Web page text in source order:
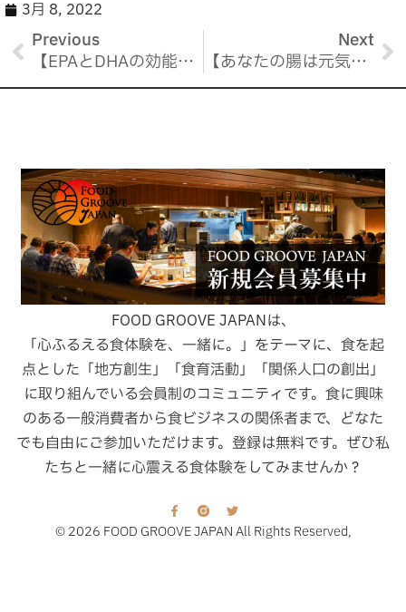
e
b
o
l
3月 8, 2022
Previous
【EPAとDHAの効能②】
Next
【あなたの腸は元気ですか？】
FOOD GROOVE JAPANは、
「心ふるえる食体験を、一緒に。」をテーマに、食を起
点とした「地方創生」「食育活動」「関係人口の創出」
に取り組んでいる会員制のコミュニティです。食に興味
のある一般消費者から食ビジネスの関係者まで、どなた
でも自由にご参加いただけます。登録は無料です。ぜひ私
たちと一緒に心震える食体験をしてみませんか？
© 2026 FOOD GROOVE JAPAN All Rights Reserved,